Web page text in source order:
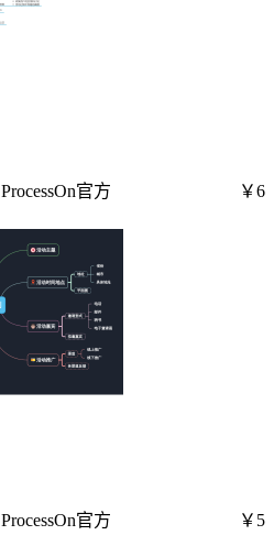
ProcessOn官方
￥6
ProcessOn官方
￥5